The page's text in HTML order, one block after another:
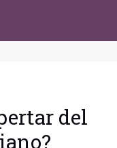
del